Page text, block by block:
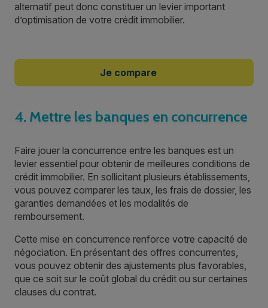
alternatif peut donc constituer un levier important
d’optimisation de votre crédit immobilier.
Je compare
4. Mettre les banques en concurrence
Faire jouer la concurrence entre les banques est un
levier essentiel pour obtenir de meilleures conditions de
crédit immobilier. En sollicitant plusieurs établissements,
vous pouvez comparer les taux, les frais de dossier, les
garanties demandées et les modalités de
remboursement.
Cette mise en concurrence renforce votre capacité de
négociation. En présentant des offres concurrentes,
vous pouvez obtenir des ajustements plus favorables,
que ce soit sur le coût global du crédit ou sur certaines
clauses du contrat.